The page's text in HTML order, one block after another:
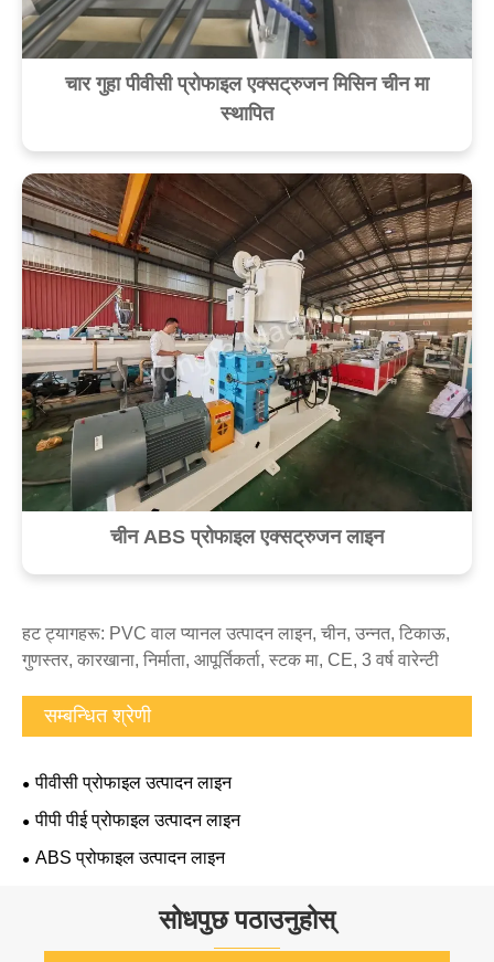
चार गुहा पीवीसी प्रोफाइल एक्सट्रुजन मिसिन चीन मा
स्थापित
चीन ABS प्रोफाइल एक्सट्रुजन लाइन
हट ट्यागहरू: PVC वाल प्यानल उत्पादन लाइन, चीन, उन्नत, टिकाऊ,
गुणस्तर, कारखाना, निर्माता, आपूर्तिकर्ता, स्टक मा, CE, 3 वर्ष वारेन्टी
सम्बन्धित श्रेणी
पीवीसी प्रोफाइल उत्पादन लाइन
पीपी पीई प्रोफाइल उत्पादन लाइन
ABS प्रोफाइल उत्पादन लाइन
सोधपुछ पठाउनुहोस्